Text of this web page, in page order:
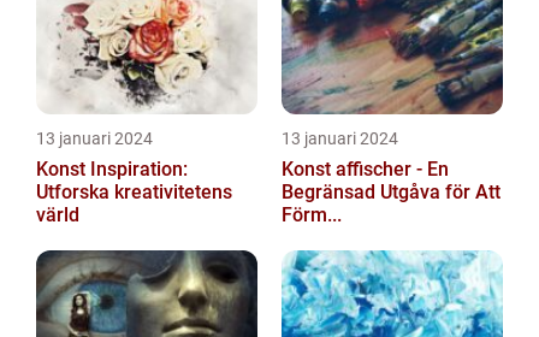
13 januari 2024
Konst Inspiration:
Utforska kreativitetens
värld
13 januari 2024
Konst affischer - En
Begränsad Utgåva för Att
Förm...